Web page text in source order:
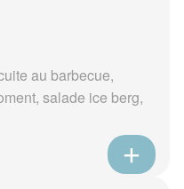
au barbecue,
salade ice berg,